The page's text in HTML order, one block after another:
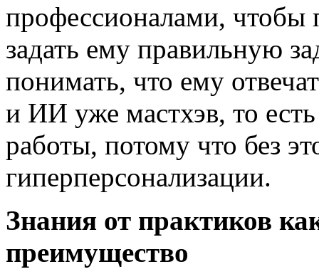
профессионалами,
задать ему правильную
понимать, что ему
и ИИ уже мастхэв, то
работы, потому что без
гиперперсонализации.
Знания от практиков
преимущество